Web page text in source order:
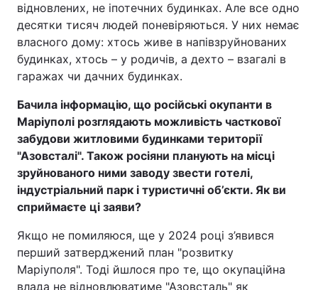
відновлених, не іпотечних будинках. Але все одно
десятки тисяч людей поневіряються. У них немає
власного дому: хтось живе в напівзруйнованих
будинках, хтось – у родичів, а дехто – взагалі в
гаражах чи дачних будинках.
Бачила інформацію, що російські окупанти в
Маріуполі розглядають можливість часткової
забудови житловими будинками території
"Азовсталі". Також росіяни планують на місці
зруйнованого ними заводу звести готелі,
індустріальний парк і туристичні об’єкти. Як ви
сприймаєте ці заяви?
Якщо не помиляюся, ще у 2024 році з’явився
перший затверджений план "розвитку
Маріуполя". Тоді йшлося про те, що окупаційна
влада не відновлюватиме "Азовсталь" як